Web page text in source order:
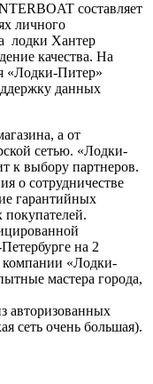
составляет
личного
лодки Хантер
качества. На
«Лодки-Питер»
данных
а от
сетью. «Лодки-
к выбору партнеров.
о сотрудничестве
гарантийных
покупателей.
на 2
компании «Лодки-
мастера города,
авторизованных
сеть очень большая).